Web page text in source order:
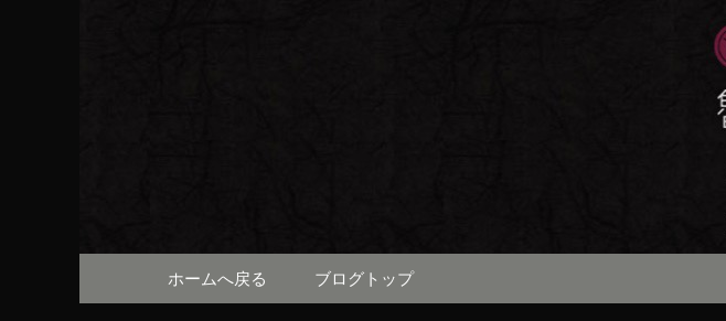
京都・先斗町の
（ろびん）」の公
京都・先斗町の京町家で美味しい季節の京
知らせや、お料理について最新情報をおとど
コンテンツへ移動
ホームへ戻る ブログトップ